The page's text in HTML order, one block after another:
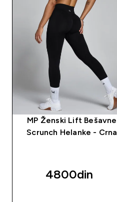
MP Ženski Lift Bešavne
Scrunch Helanke - Crna
4800din‎